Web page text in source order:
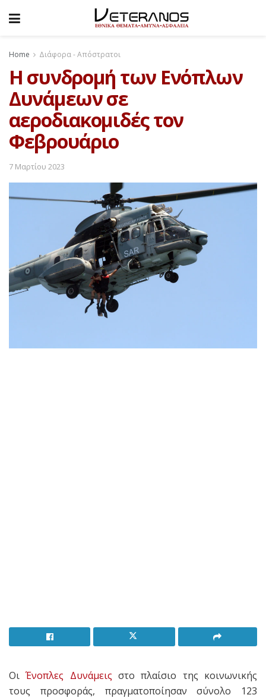
Home Διάφορα - Απόστρατοι
Η συνδρομή των Ενόπλων
Δυνάμεων σε
αεροδιακομιδές τον
Φεβρουάριο
7 Μαρτίου 2023
ΟιΈνοπλες Δυνάμεις στο πλαίσιο της κοινωνικής
τους προσφοράς, πραγματοποίησαν σύνολο 123